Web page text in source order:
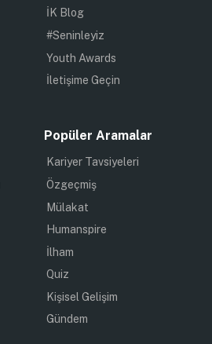
İK Blog
#Seninleyiz
Youth Awards
İletişime Geçin
Popüler Aramalar
Kariyer Tavsiyeleri
Özgeçmiş
Mülakat
Humanspire
İlham
Quiz
Kişisel Gelişim
Gündem